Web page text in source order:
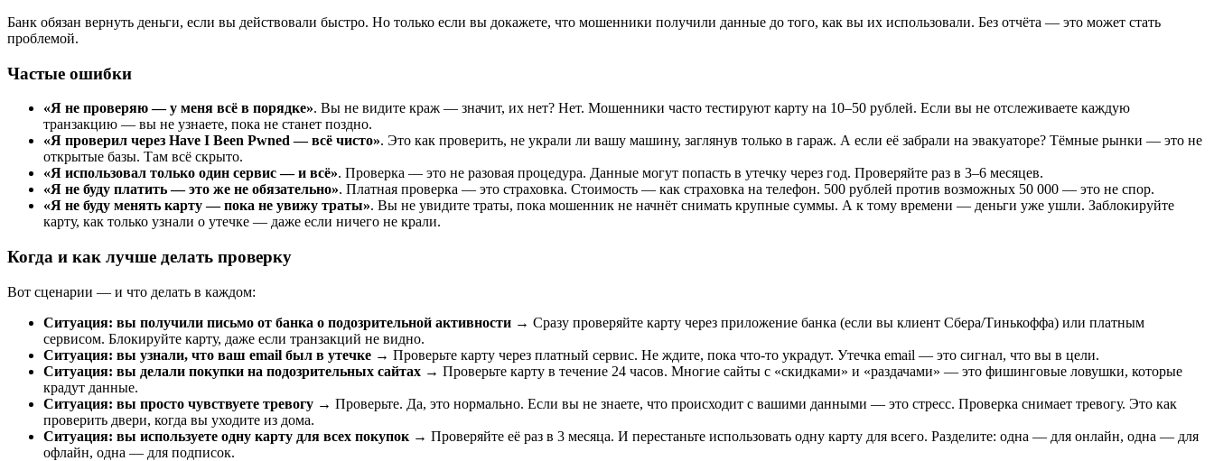
Банк обязан вернуть деньги, если вы действовали быстро. Но только если вы докажете, что мошенники получили данные до того, как вы их использовали. Без отчёта — это может стать
проблемой.
Частые ошибки
«Я не проверяю — у меня всё в порядке». Вы не видите краж — значит, их нет? Нет. Мошенники часто тестируют карту на 10–50 рублей. Если вы не отслеживаете каждую
транзакцию — вы не узнаете, пока не станет поздно.
«Я проверил через Have I Been Pwned — всё чисто». Это как проверить, не украли ли вашу машину, заглянув только в гараж. А если её забрали на эвакуаторе? Тёмные рынки — это не
открытые базы. Там всё скрыто.
«Я использовал только один сервис — и всё». Проверка — это не разовая процедура. Данные могут попасть в утечку через год. Проверяйте раз в 3–6 месяцев.
«Я не буду платить — это же не обязательно». Платная проверка — это страховка. Стоимость — как страховка на телефон. 500 рублей против возможных 50 000 — это не спор.
«Я не буду менять карту — пока не увижу траты». Вы не увидите траты, пока мошенник не начнёт снимать крупные суммы. А к тому времени — деньги уже ушли. Заблокируйте
карту, как только узнали о утечке — даже если ничего не крали.
Когда и как лучше делать проверку
Вот сценарии — и что делать в каждом:
Ситуация: вы получили письмо от банка о подозрительной активности → Сразу проверяйте карту через приложение банка (если вы клиент Сбера/Тинькоффа) или платным
сервисом. Блокируйте карту, даже если транзакций не видно.
Ситуация: вы узнали, что ваш email был в утечке → Проверьте карту через платный сервис. Не ждите, пока что-то украдут. Утечка email — это сигнал, что вы в цели.
Ситуация: вы делали покупки на подозрительных сайтах → Проверьте карту в течение 24 часов. Многие сайты с «скидками» и «раздачами» — это фишинговые ловушки, которые
крадут данные.
Ситуация: вы просто чувствуете тревогу → Проверьте. Да, это нормально. Если вы не знаете, что происходит с вашими данными — это стресс. Проверка снимает тревогу. Это как
проверить двери, когда вы уходите из дома.
Ситуация: вы используете одну карту для всех покупок → Проверяйте её раз в 3 месяца. И перестаньте использовать одну карту для всего. Разделите: одна — для онлайн, одна — для
офлайн, одна — для подписок.